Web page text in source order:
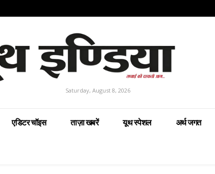
Saturday, August 8, 2026
एडिटर चॉइस ताज़ा खबरें यूथ स्पेशल अर्थ जगत